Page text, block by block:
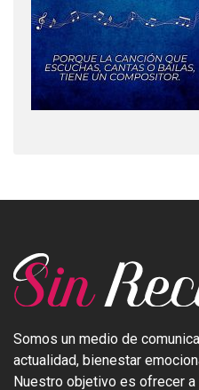
Somos un medio de
actualidad, bienestar
Nuestro objetivo es ofrecer